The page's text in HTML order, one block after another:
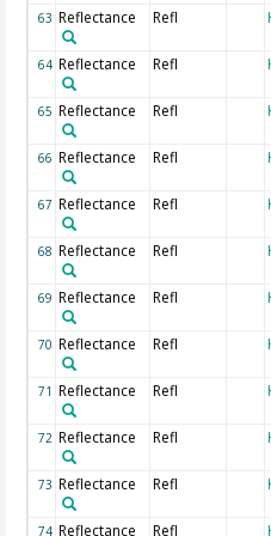
63 Reflectance Refl
64 Reflectance Refl
65 Reflectance Refl
66 Reflectance Refl
67 Reflectance Refl
68 Reflectance Refl
69 Reflectance Refl
70 Reflectance Refl
71 Reflectance Refl
72 Reflectance Refl
73 Reflectance Refl
74 Reflectance Refl